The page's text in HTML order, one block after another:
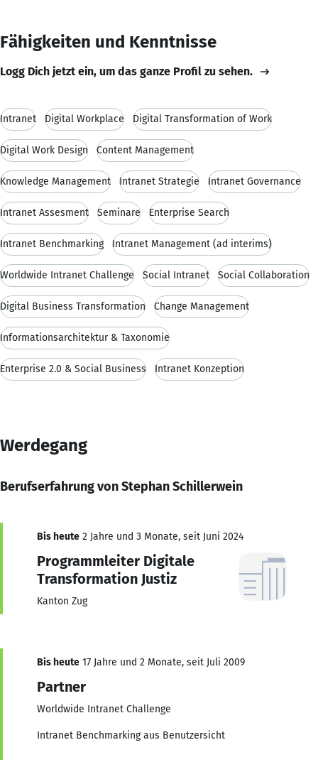
Fähigkeiten und Kenntnisse
Logg Dich jetzt ein, um das ganze Profil zu sehen.
Intranet Digital Workplace Digital Transformation of Work
Digital Work Design Content Management
Knowledge Management Intranet Strategie Intranet Governance
Intranet Assesment Seminare Enterprise Search
Intranet Benchmarking Intranet Management (ad interims)
Worldwide Intranet Challenge Social Intranet Social Collaboration
Digital Business Transformation Change Management
Informationsarchitektur & Taxonomie
Enterprise 2.0 & Social Business Intranet Konzeption
Werdegang
Berufserfahrung von Stephan Schillerwein
Bis heute 2 Jahre und 3 Monate, seit Juni 2024
Programmleiter Digitale
Transformation Justiz
Kanton Zug
Bis heute 17 Jahre und 2 Monate, seit Juli 2009
Partner
Worldwide Intranet Challenge
Intranet Benchmarking aus Benutzersicht